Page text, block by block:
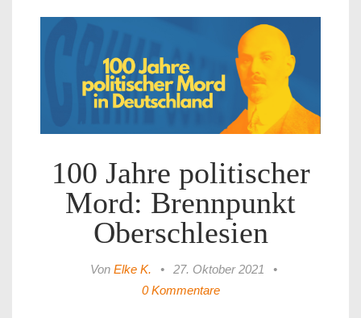
100 Jahre politischer
Mord: Brennpunkt
Oberschlesien
Von Elke K. • 27. Oktober 2021
•
0 Kommentare